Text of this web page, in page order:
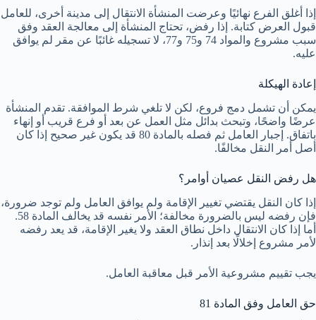
إذا أغلق الفرع نهائيًا وعرضت المنشأة الانتقال إلى مدينة أخرى، للعامل
قبول العرض كتابة. إذا رفض، تحتاج المنشأة إلى معالجة العقد وفق
سبب مشروع والمواد 74 و75 و77، لا تسجيله غائبًا عن مقر لم يوافق
عليه.
إعادة الهيكلة
يمكن أن تشمل دمج فروع، لكن لا تلغي شرط الموافقة. تقدم المنشأة
عرضًا واضحًا، وتبحث بدائل مثل العمل عن بعد أو فرع قريب أو إنهاء
باتفاق. إجبار العامل ثم فصله بالمادة 80 قد يكون غير صحيح إذا كان
أصل أمر النقل مخالفًا.
هل رفض النقل عصيان أوامر؟
إذا كان النقل يقتضي تغيير الإقامة ولم يوافق العامل ولم توجد ضرورة،
فإن رفضه ليس بالضرورة مخالفة؛ الأمر نفسه قد يخالف المادة 58.
أما إذا كان الانتقال داخل نطاق العقد ولا يغير الإقامة، قد يعد رفضه
لأمر مشروع إخلالًا بعد إنذار.
يجب تقييم مشروعية الأمر قبل معاقبة العامل.
حق العامل وفق المادة 81